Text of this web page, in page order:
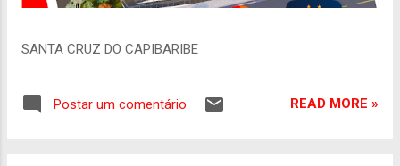
SANTA CRUZ DO CAPIBARIBE
Postar um comentário READ MORE »